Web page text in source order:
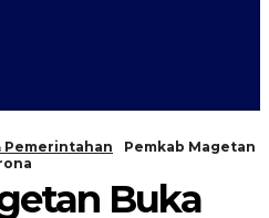
Pemerintahan
Pemkab Magetan
Buka